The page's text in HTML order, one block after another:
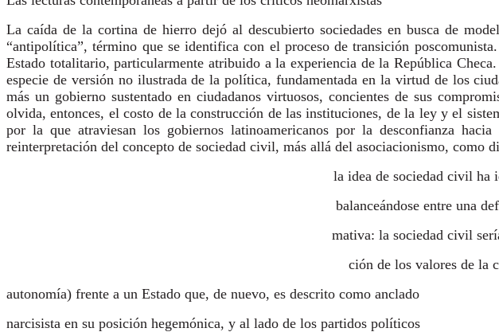
La caída de la cortina de hierro dejó al descubierto sociedades en busca de
“antipolítica”, término que se identifica con el proceso de transición
Estado totalitario, particularmente atribuido a la experiencia de la República
especie de versión no ilustrada de la política, fundamentada en la virtud de los
más un gobierno sustentado en ciudadanos virtuosos, concientes de sus
olvida, entonces, el costo de la construcción de las instituciones, de la ley y el
por la que atraviesan los gobiernos latinoamericanos por la desconfianza
reinterpretación del concepto de sociedad civil, más allá del asociacionismo, como
la idea de sociedad civil ha
balanceándose entre una
mativa: la sociedad civil
ción de los valores de la
autonomía) frente a un Estado que, de nuevo, es descrito como anclado
narcisista en su posición hegemónica, y al lado de los partidos políticos